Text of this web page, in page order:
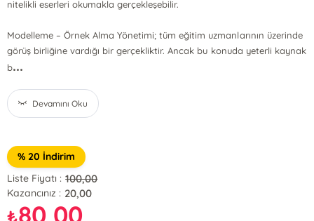
nitelikli eserleri okumakla gerçekleşebilir.
Modelleme – Örnek Alma Yönetimi; tüm eğitim uzmanlarının üzerinde
görüş birliğine vardığı bir gerçekliktir. Ancak bu konuda yeterli kaynak
b...
Devamını Oku
% 20 İndirim
Liste Fiyatı : 100,00
Kazancınız : 20,00
₺80,00